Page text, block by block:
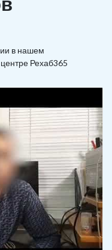
в нашем
Рехаб365